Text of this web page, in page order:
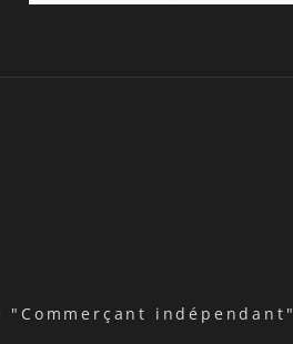
indépendant"